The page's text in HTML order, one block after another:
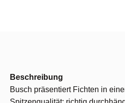
Beschreibung
Busch präsentiert Fichten in